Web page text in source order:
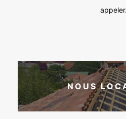
appeler.
NOUS